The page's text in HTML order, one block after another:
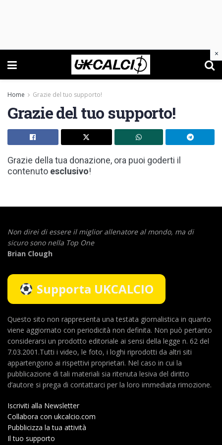
Home Grazie del tuo supporto!
Grazie del tuo supporto!
Grazie della tua donazione, ora puoi goderti il
contenuto esclusivo!
Non direi di essere il miglior allenatore al mondo, ma di
sicuro sono nella Top One
Brian Clough
Supporta UKCALCIO
Questo sito non rappresenta una testata giornalistica in quanto
viene aggiornato con periodicità non definita. Non può pertanto
considerarsi un prodotto editoriale ai sensi della legge n. 62 del
7.03.2001.Tutti i video, le foto, i loghi riprodotti da altri siti
appartengono ai rispettivi proprietari. Nel caso in cui la
pubblicazione di tali materiali sia ritenuta lesiva del diritto
d’autore si prega di contattarci per la loro immediata rimozione.
Iscriviti alla Newsletter
Collabora con ukcalcio.com
Pubblicizza la tua attività
Il tuo supporto
×